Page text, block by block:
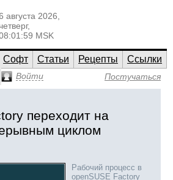
августа 2026,
MSK
Софт Статьи Рецепты
Ссылки
Войти Постучаться
переходит на
циклом
Рабочий процесс в
openSUSE Factory